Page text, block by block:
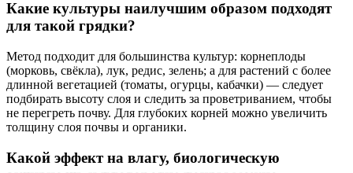
Какие культуры наилучшим образом подходят
для такой грядки?
Метод подходит для большинства культур: корнеплоды
(морковь, свёкла), лук, редис, зелень; а для растений с более
длинной вегетацией (томаты, огурцы, кабачки) — следует
подбирать высоту слоя и следить за проветриванием, чтобы
не перегреть почву. Для глубоких корней можно увеличить
толщину слоя почвы и органики.
Какой эффект на влагу, биологическую